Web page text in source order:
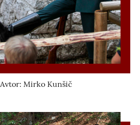
Avtor: Mirko Kunšič